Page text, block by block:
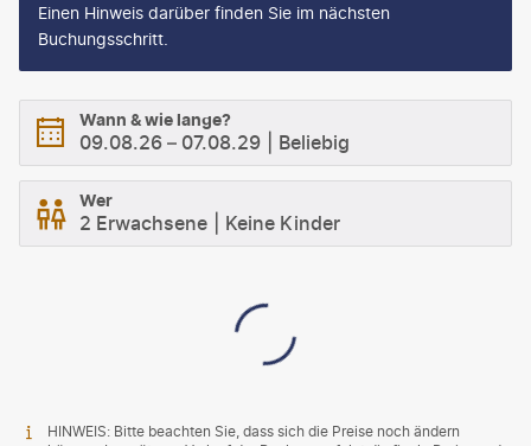
Einen Hinweis darüber finden Sie im nächsten
Buchungsschritt.
Wann & wie lange?
09.08.26 – 07.08.29 Beliebig
Wer
2 Erwachsene Keine Kinder
HINWEIS: Bitte beachten Sie, dass sich die Preise noch ändern